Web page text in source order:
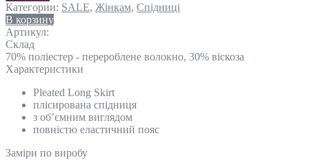
Категории: SALE, Жінкам, Спідниці
В корзину
Артикул:
Склад
70% поліестер - перероблене волокно, 30% віскоза
Характеристики
Pleated Long Skirt
плісирована спідниця
з об’ємним виглядом
повністю еластичний пояс
Замiри по виробу